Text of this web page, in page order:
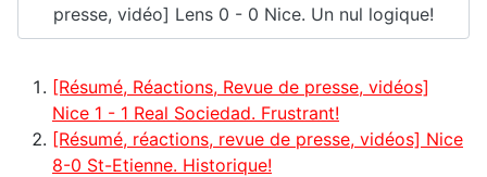
presse, vidéo] Lens 0 - 0 Nice. Un nul logique!
[Résumé, Réactions, Revue de presse, vidéos]
Nice 1 - 1 Real Sociedad. Frustrant!
[Résumé, réactions, revue de presse, vidéos] Nice
8-0 St-Etienne. Historique!